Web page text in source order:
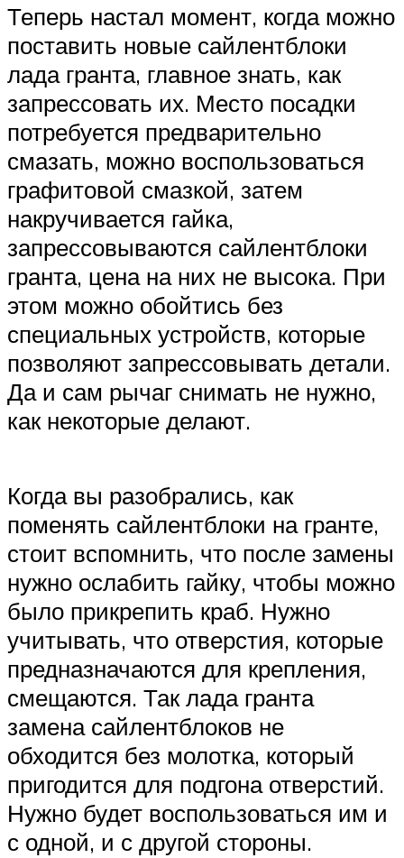
Теперь настал момент, когда можно
поставить новые сайлентблоки
лада гранта, главное знать, как
запрессовать их. Место посадки
потребуется предварительно
смазать, можно воспользоваться
графитовой смазкой, затем
накручивается гайка,
запрессовываются сайлентблоки
гранта, цена на них не высока. При
этом можно обойтись без
специальных устройств, которые
позволяют запрессовывать детали.
Да и сам рычаг снимать не нужно,
как некоторые делают.
Когда вы разобрались, как
поменять сайлентблоки на гранте,
стоит вспомнить, что после замены
нужно ослабить гайку, чтобы можно
было прикрепить краб. Нужно
учитывать, что отверстия, которые
предназначаются для крепления,
смещаются. Так лада гранта
замена сайлентблоков не
обходится без молотка, который
пригодится для подгона отверстий.
Нужно будет воспользоваться им и
с одной, и с другой стороны.